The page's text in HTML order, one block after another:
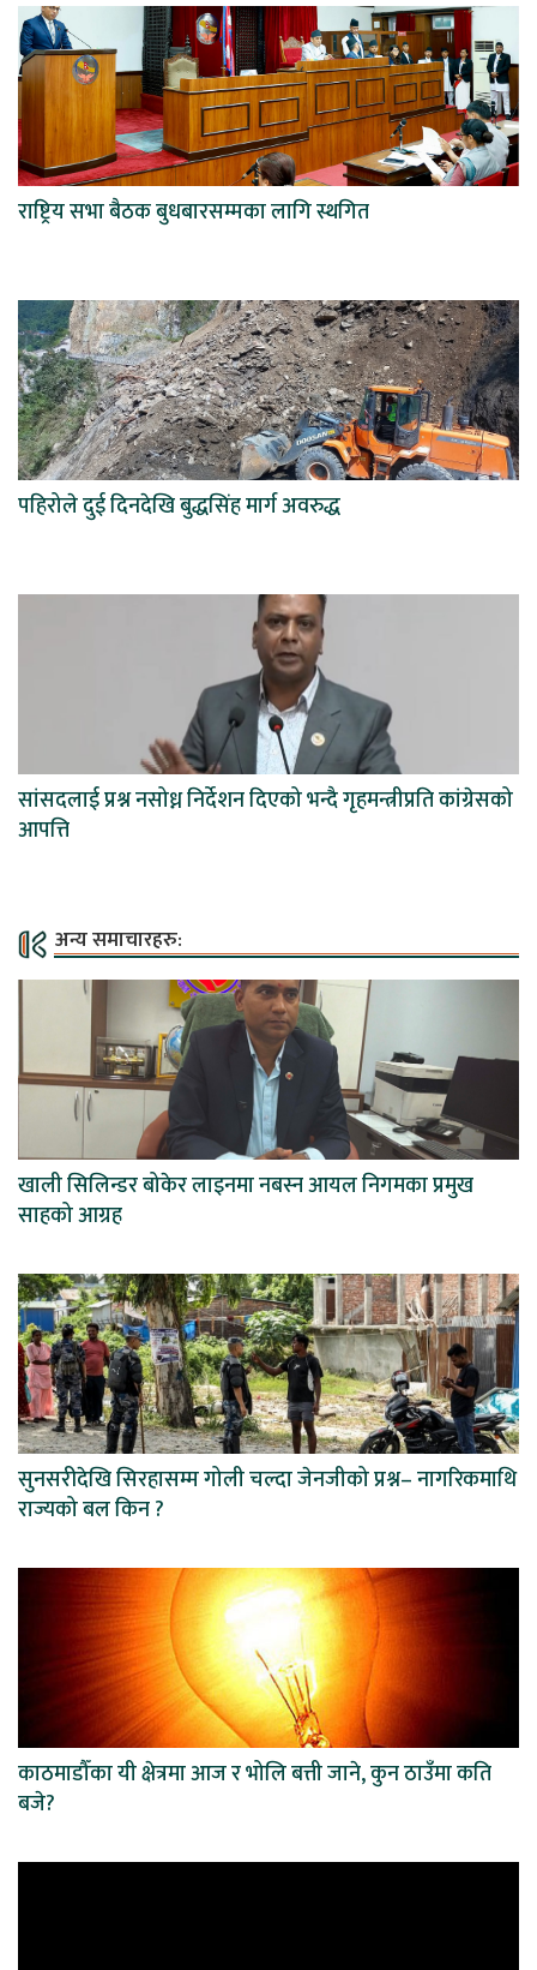
राष्ट्रिय सभा बैठक बुधबारसम्मका लागि स्थगित
पहिरोले दुई दिनदेखि बुद्धसिंह मार्ग अवरुद्ध
सांसदलाई प्रश्न नसोध्न निर्देशन दिएको भन्दै गृहमन्त्रीप्रति कांग्रेसको
आपत्ति
अन्य समाचारहरु:
खाली सिलिन्डर बोकेर लाइनमा नबस्न आयल निगमका प्रमुख
साहको आग्रह
सुनसरीदेखि सिरहासम्म गोली चल्दा जेनजीको प्रश्न– नागरिकमाथि
राज्यको बल किन ?
काठमाडौँका यी क्षेत्रमा आज र भोलि बत्ती जाने, कुन ठाउँमा कति
बजे?